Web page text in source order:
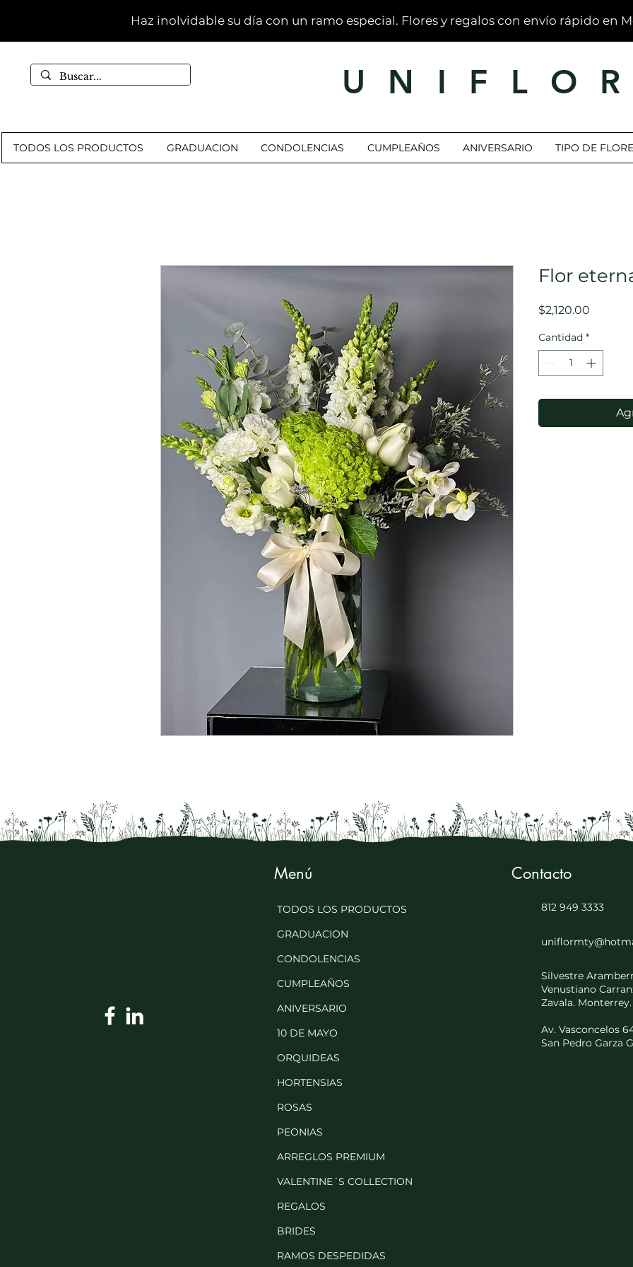
Haz inolvidable su día con un ramo especial. Flores y regalos con envío rápido en
U N I F L O R
TODOS LOS PRODUCTOS GRADUACION CONDOLENCIAS CUMPLEAÑOS ANIVERSARIO TIPO DE
Flor
$2,120.00
Cantidad *
Menú
TODOS LOS PRODUCTOS
GRADUACION
CONDOLENCIAS
CUMPLEAÑOS
ANIVERSARIO
10 DE MAYO
ORQUIDEAS
HORTENSIAS
ROSAS
PEONIAS
ARREGLOS PREMIUM
VALENTINE´S COLLECTION
REGALOS
BRIDES
RAMOS DESPEDIDAS
Contacto
812 949 3333
Silvestre
Venustiano
Zavala.
Av. Vasconcelos
San Pedro Garza